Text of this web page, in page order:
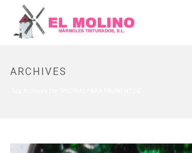
ARCHIVES